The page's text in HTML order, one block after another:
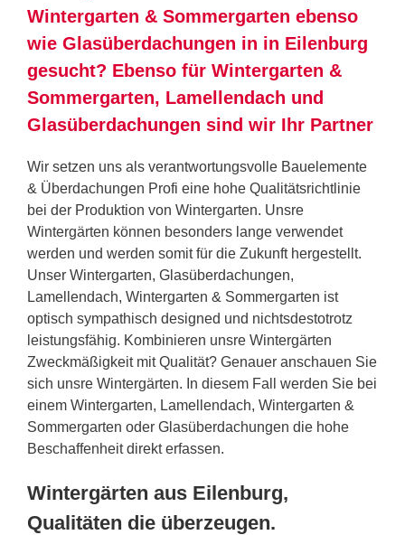
Wintergarten & Sommergarten ebenso
wie Glasüberdachungen in in Eilenburg
gesucht? Ebenso für Wintergarten &
Sommergarten, Lamellendach und
Glasüberdachungen sind wir Ihr Partner
Wir setzen uns als verantwortungsvolle Bauelemente
& Überdachungen Profi eine hohe Qualitätsrichtlinie
bei der Produktion von Wintergarten. Unsre
Wintergärten können besonders lange verwendet
werden und werden somit für die Zukunft hergestellt.
Unser Wintergarten, Glasüberdachungen,
Lamellendach, Wintergarten & Sommergarten ist
optisch sympathisch designed und nichtsdestotrotz
leistungsfähig. Kombinieren unsre Wintergärten
Zweckmäßigkeit mit Qualität? Genauer anschauen Sie
sich unsre Wintergärten. In diesem Fall werden Sie bei
einem Wintergarten, Lamellendach, Wintergarten &
Sommergarten oder Glasüberdachungen die hohe
Beschaffenheit direkt erfassen.
Wintergärten aus Eilenburg,
Qualitäten die überzeugen.